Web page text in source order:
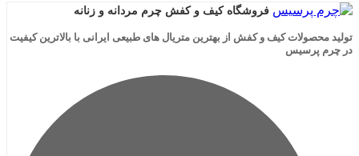
فروشگاه کیف و کفش چرم مردانه و زنانه
کیف و کفش از بهترین متریال های طبیعی ایرانی با بالاترین کیفیت